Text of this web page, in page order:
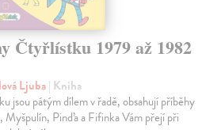
Čtyřlístku 1979 až 1982
Ljuba| Kniha
jsou pátým dílem v řadě, obsahují příběhy
Myšpulín, Pinďa a Fifinka Vám přejí při